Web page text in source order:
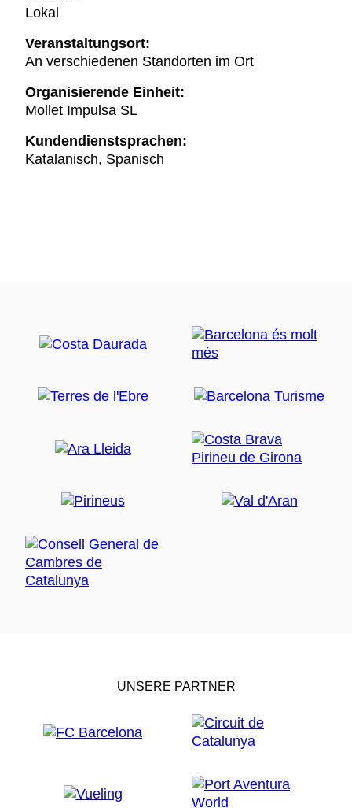
Lokal
Veranstaltungsort:
An verschiedenen Standorten im Ort
Organisierende Einheit:
Mollet Impulsa SL
Kundendienstsprachen:
Katalanisch, Spanisch
UNSERE PARTNER